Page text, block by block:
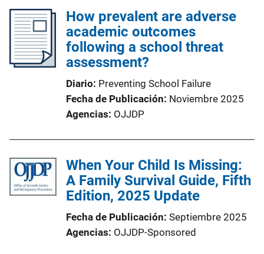
How prevalent are adverse
academic outcomes
following a school threat
assessment?
Diario Preventing School Failure
Fecha de Publicación Noviembre 2025
Agencias OJJDP
When Your Child Is Missing:
A Family Survival Guide, Fifth
Edition, 2025 Update
Fecha de Publicación Septiembre 2025
Agencias OJJDP-Sponsored